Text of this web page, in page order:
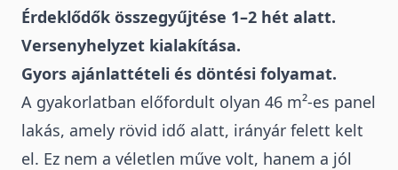
Érdeklődők összegyűjtése 1–2 hét alatt.
Versenyhelyzet kialakítása.
Gyors ajánlattételi és döntési folyamat.
A gyakorlatban előfordult olyan 46 m²-es panel
lakás, amely rövid idő alatt, irányár felett kelt
el. Ez nem a véletlen műve volt, hanem a jól